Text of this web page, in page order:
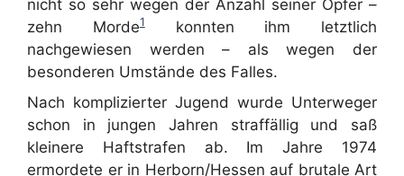
nicht so sehr wegen der Anzahl seiner Opfer –
zehn Morde1konnten ihm letztlich
nachgewiesen werden – als wegen der
besonderen Umstände des Falles.
Nach komplizierter Jugend wurde Unterweger
schon in jungen Jahren straffällig und saß
kleinere Haftstrafen ab. Im Jahre 1974
ermordete er in Herborn/Hessen auf brutale Art